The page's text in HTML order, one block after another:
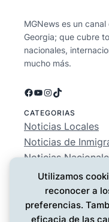
MGNews es un
Georgia; que cubre
nacionales,
mucho más.
Facebook
YouTube
Instagram
TikTok
CATEGORIAS
Noticias Locales
Noticias de
Noticias
Deportes
Entretenimiento
EMPRESA
Conócenos
Utilizamos
reconocer a
preferencias.
eficacia de las